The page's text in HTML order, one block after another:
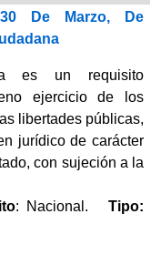
De Marzo, De
es un requisito
ejercicio de los
libertades públicas,
jurídico de carácter
con sujeción a la
: Nacional. Tipo: